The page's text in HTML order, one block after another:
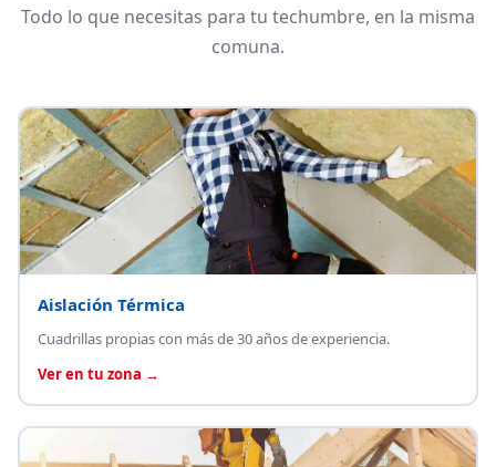
Todo lo que necesitas para tu techumbre, en la misma
comuna.
Aislación Térmica
Cuadrillas propias con más de 30 años de experiencia.
Ver en tu zona →